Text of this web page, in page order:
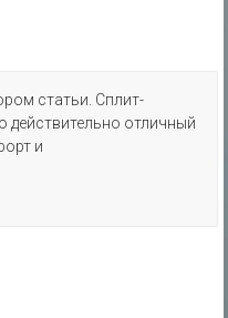
статьи. Сплит-
действительно отличный
и